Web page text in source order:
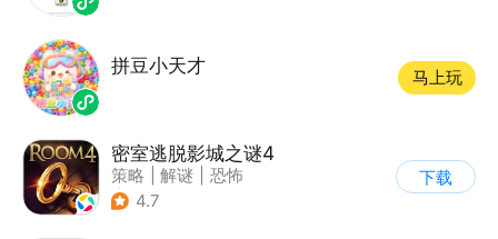
拼豆小天才
马上玩
密室逃脱影城之谜4
策略 解谜
恐怖
| 密室逃脱
4.7
下载